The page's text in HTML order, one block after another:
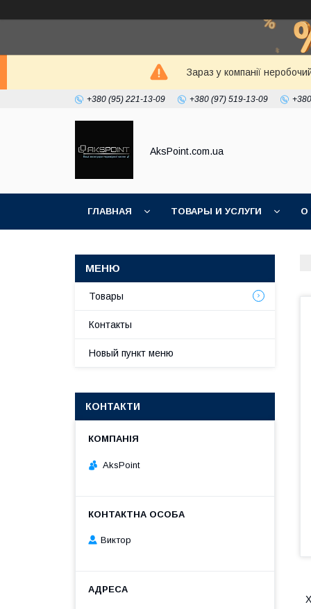
Зараз у компанії
+380 (95) 221-13-09 +380 (97) 519-13-09
AksPoint.com.ua
ГЛАВНАЯ ТОВАРЫ И УСЛУГИ О
Товары
Контакты
Новый пункт меню
КОНТАКТИ
AksPoint
Виктор